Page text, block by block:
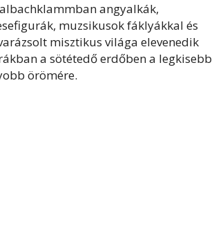
angyalkák,
muzsikusok fáklyákkal és
misztikus világa elevenedik
a sötétedő erdőben a legkisebb
örömére.